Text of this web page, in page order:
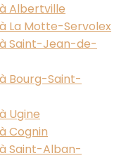
Albertville
La Motte-Servolex
Saint-Jean-de-
Bourg-Saint-
Ugine
Cognin
Saint-Alban-